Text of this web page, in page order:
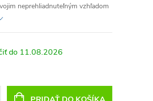
neprehliadnuteľným vzhľadom
11.08.2026